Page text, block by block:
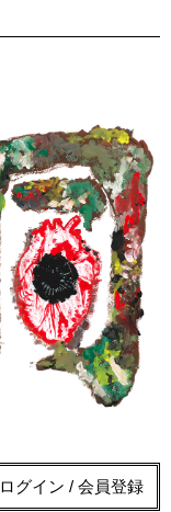
ログイン / 会員登録